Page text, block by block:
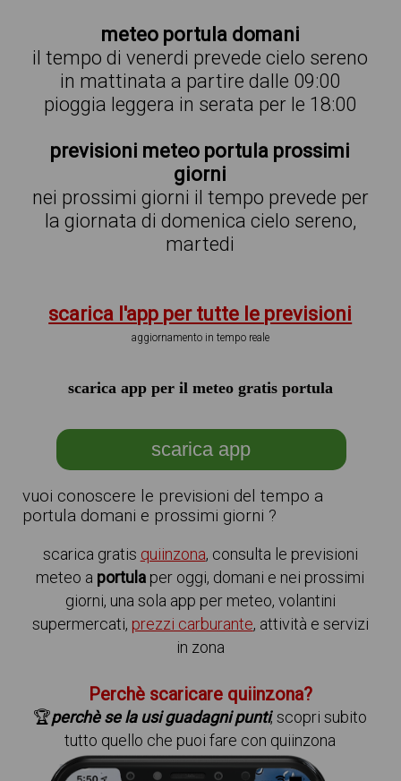
meteo portula domani
il tempo di venerdi prevede cielo sereno
in mattinata a partire dalle 09:00
pioggia leggera in serata per le 18:00
previsioni meteo portula prossimi
giorni
nei prossimi giorni il tempo prevede per
la giornata di domenica cielo sereno,
martedi
scarica l'app per tutte le previsioni
aggiornamento in tempo reale
scarica app per il meteo gratis portula
scarica app
vuoi conoscere le previsioni del tempo a
portula domani e prossimi giorni ?
scarica gratis quiinzona, consulta le previsioni
meteo a portula per oggi, domani e nei prossimi
giorni, una sola app per meteo, volantini
supermercati, prezzi carburante, attività e servizi
in zona
Perchè scaricare quiinzona?
🏆perchè se la usi guadagni punti, scopri subito
tutto quello che puoi fare con quiinzona